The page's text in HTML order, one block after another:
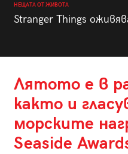
НЕЩАТА ОТ ЖИВОТА
Stranger Things
Лятото е в
както и
морските
Seaside